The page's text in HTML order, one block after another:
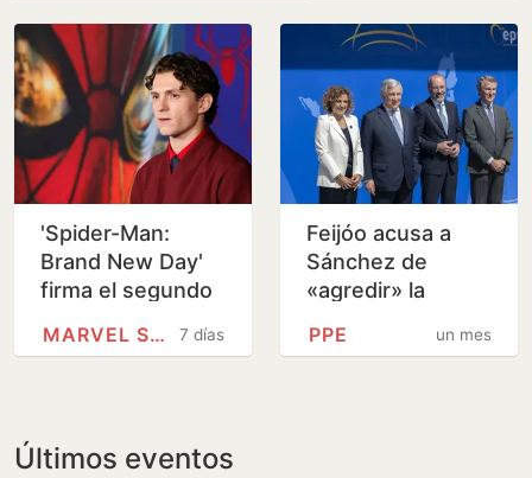
'Spider-Man:
Brand New Day'
firma el segundo
la historia y roza
7 días
MARVEL STUDIOS
Feijóo acusa a
Sánchez de
«agredir» la
sus socios
un mes
PPE
Últimos eventos